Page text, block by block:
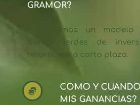
GRAMOR?
Proponemos un modelo
bonos verdes de
retornable a corto plazo.
COMO Y
MIS GANANCIAS?